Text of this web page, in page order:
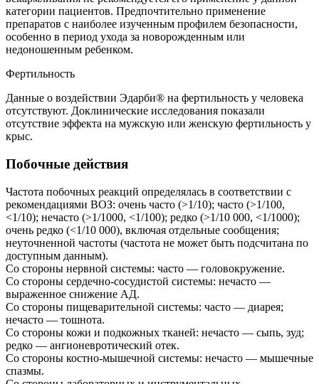
категории пациентов. Предпочтительно применение
препаратов с наиболее изученным профилем безопасности,
особенно в период ухода за новорожденным или
недоношенным ребенком.
Фертильность
Данные о воздействии Эдарби® на фертильность у человека
отсутствуют. Доклинические исследования показали
отсутствие эффекта на мужскую или женскую фертильность у
крыс.
Побочные действия
Частота побочных реакций определялась в соответствии с
рекомендациями ВОЗ: очень часто (>1/10); часто (>1/100,
<1/10); нечасто (>1/1000, <1/100); редко (>1/10 000, <1/1000);
очень редко (<1/10 000), включая отдельные сообщения;
неуточненной частоты (частота не может быть подсчитана по
доступным данным).
Со стороны нервной системы: часто — головокружение.
Со стороны сердечно-сосудистой системы: нечасто —
выраженное снижение АД.
Со стороны пищеварительной системы: часто — диарея;
нечасто — тошнота.
Со стороны кожи и подкожных тканей: нечасто — сыпь, зуд;
редко — ангионевротический отек.
Со стороны костно-мышечной системы: нечасто — мышечные
спазмы.